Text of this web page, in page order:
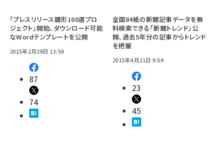
「プレスリリース雛形100選プロ
ジェクト」開始、ダウンロード可能
なWordテンプレートを公開
2015年2月28日 13:59
87
74
全国84紙の新聞記事データを無
料検索できる「新聞トレンド」公
開、過去5年分の記事からトレンド
を把握
2015年4月21日 9:59
23
45